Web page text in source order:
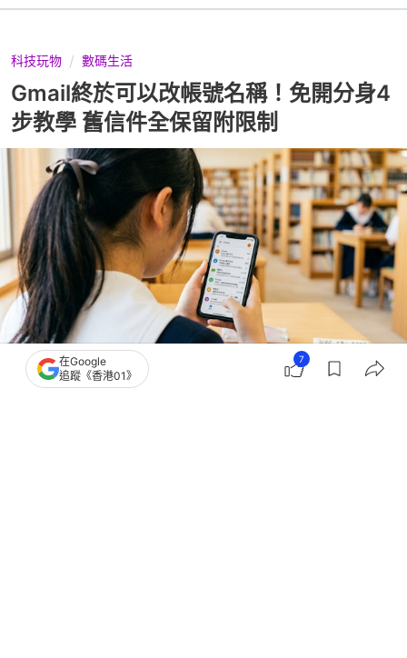
科技玩物 數碼生活
Gmail終於可以改帳號名稱！免開分身4
步教學 舊信件全保留附限制
撰文：林勇
在Google
追蹤《香港01》
7